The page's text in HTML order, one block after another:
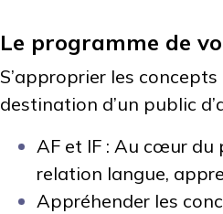
Le programme de
S’approprier les
destination d’un public
AF et IF : Au cœur du
relation langue,
Appréhender les